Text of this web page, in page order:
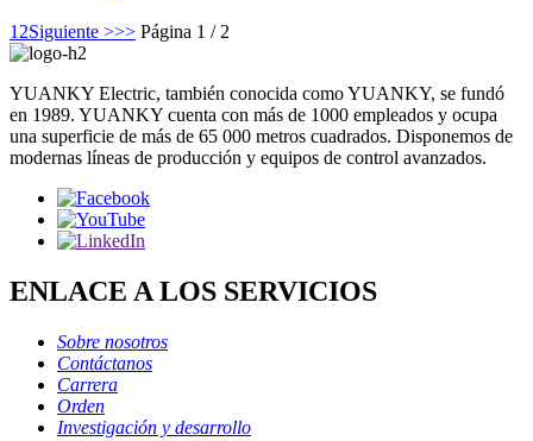
1 2Siguiente >>> Página 1 / 2
YUANKY Electric, también conocida como YUANKY, se fundó
en 1989. YUANKY cuenta con más de 1000 empleados y ocupa
una superficie de más de 65 000 metros cuadrados. Disponemos de
modernas líneas de producción y equipos de control avanzados.
ENLACE A LOS SERVICIOS
Sobre nosotros
Contáctanos
Carrera
Orden
Investigación y desarrollo